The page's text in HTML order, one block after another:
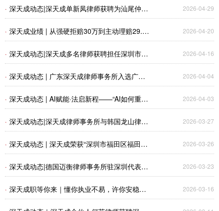
务点揭牌活动
· 深天成动态|深天成单新凤律师获聘为汕尾仲裁
2026-04-29
· 深天成业绩 | 从强硬拒赔30万到主动理赔29.8
2026-04-20
· 深天成动态|深天成多名律师获聘担任深圳市律
2026-04-16
· 深天成动态 | 广东深天成律师事务所入选广东
2026-04-04
· 深天成动态 | AI赋能·法启新程——“AI如何重塑
2026-04-03
· 深天成动态|深天成律师事务所与韩国龙山律师
务新征程
2026-03-27
· 深天成动态 | 深天成荣获“深圳市福田区福田街
2026-03-26
· 深天成动态|德国迈衡律师事务所驻深圳代表处
2026-03-23
· 深天成职等你来｜懂你执业不易，许你安稳成
2026-03-16